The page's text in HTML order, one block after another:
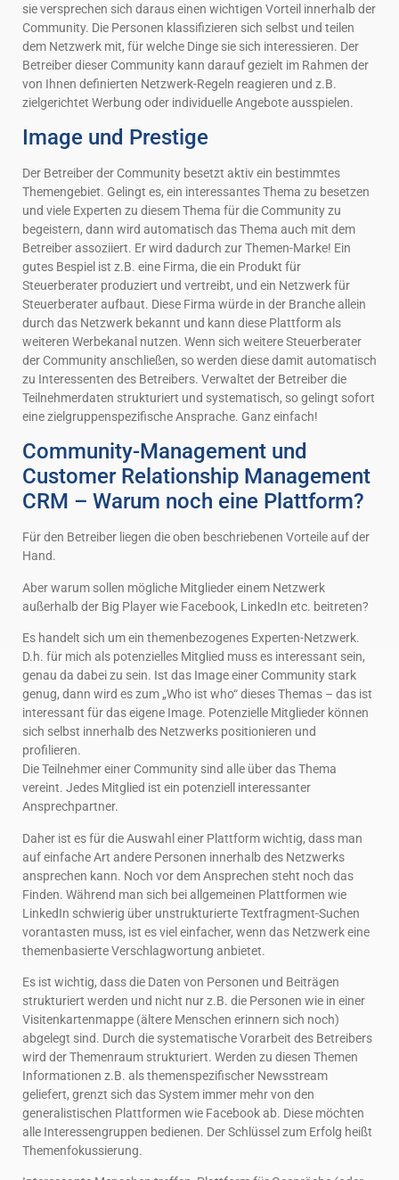
sie versprechen sich daraus einen wichtigen Vorteil innerhalb der
Community. Die Personen klassifizieren sich selbst und teilen
dem Netzwerk mit, für welche Dinge sie sich interessieren. Der
Betreiber dieser Community kann darauf gezielt im Rahmen der
von Ihnen definierten Netzwerk-Regeln reagieren und z.B.
zielgerichtet Werbung oder individuelle Angebote ausspielen.
Image und Prestige
Der Betreiber der Community besetzt aktiv ein bestimmtes
Themengebiet. Gelingt es, ein interessantes Thema zu besetzen
und viele Experten zu diesem Thema für die Community zu
begeistern, dann wird automatisch das Thema auch mit dem
Betreiber assoziiert. Er wird dadurch zur Themen-Marke! Ein
gutes Bespiel ist z.B. eine Firma, die ein Produkt für
Steuerberater produziert und vertreibt, und ein Netzwerk für
Steuerberater aufbaut. Diese Firma würde in der Branche allein
durch das Netzwerk bekannt und kann diese Plattform als
weiteren Werbekanal nutzen. Wenn sich weitere Steuerberater
der Community anschließen, so werden diese damit automatisch
zu Interessenten des Betreibers. Verwaltet der Betreiber die
Teilnehmerdaten strukturiert und systematisch, so gelingt sofort
eine zielgruppenspezifische Ansprache. Ganz einfach!
Community-Management und
Customer Relationship Management
CRM – Warum noch eine Plattform?
Für den Betreiber liegen die oben beschriebenen Vorteile auf der
Hand.
Aber warum sollen mögliche Mitglieder einem Netzwerk
außerhalb der Big Player wie Facebook, LinkedIn etc. beitreten?
Es handelt sich um ein themenbezogenes Experten-Netzwerk.
D.h. für mich als potenzielles Mitglied muss es interessant sein,
genau da dabei zu sein. Ist das Image einer Community stark
genug, dann wird es zum „Who ist who“ dieses Themas – das ist
interessant für das eigene Image. Potenzielle Mitglieder können
sich selbst innerhalb des Netzwerks positionieren und
profilieren.
Die Teilnehmer einer Community sind alle über das Thema
vereint. Jedes Mitglied ist ein potenziell interessanter
Ansprechpartner.
Daher ist es für die Auswahl einer Plattform wichtig, dass man
auf einfache Art andere Personen innerhalb des Netzwerks
ansprechen kann. Noch vor dem Ansprechen steht noch das
Finden. Während man sich bei allgemeinen Plattformen wie
LinkedIn schwierig über unstrukturierte Textfragment-Suchen
vorantasten muss, ist es viel einfacher, wenn das Netzwerk eine
themenbasierte Verschlagwortung anbietet.
Es ist wichtig, dass die Daten von Personen und Beiträgen
strukturiert werden und nicht nur z.B. die Personen wie in einer
Visitenkartenmappe (ältere Menschen erinnern sich noch)
abgelegt sind. Durch die systematische Vorarbeit des Betreibers
wird der Themenraum strukturiert. Werden zu diesen Themen
Informationen z.B. als themenspezifischer Newsstream
geliefert, grenzt sich das System immer mehr von den
generalistischen Plattformen wie Facebook ab. Diese möchten
alle Interessengruppen bedienen. Der Schlüssel zum Erfolg heißt
Themenfokussierung.